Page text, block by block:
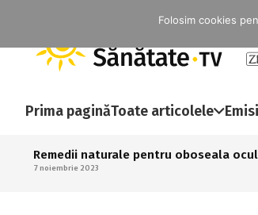
Prima paginăToate articolele
Remedii naturale pentru oboseala
7 noiembrie 2023
Folosim cookies